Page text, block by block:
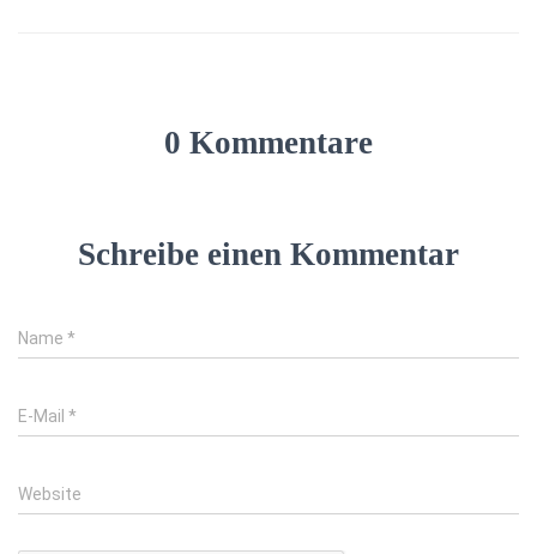
0 Kommentare
Schreibe einen Kommentar
Name *
E-Mail *
Website